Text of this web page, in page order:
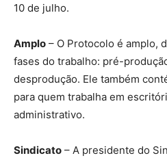
10 de julho.
Amplo – O Protocolo é amplo,
fases do trabalho: pré-
desprodução. Ele também
para quem trabalha em
administrativo.
Sindicato – A presidente do